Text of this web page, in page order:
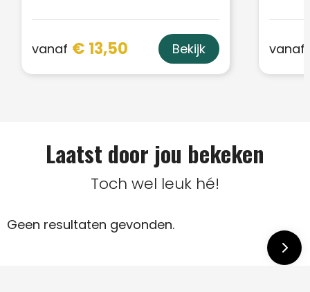
vanaf € 13,50 Bekijk vanaf
Laatst door jou bekeken
Toch wel leuk hé!
Geen resultaten gevonden.